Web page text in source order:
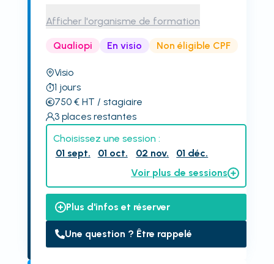
Afficher l'organisme de formation
Qualiopi En visio Non éligible CPF
Visio
1 jours
750€ HT / stagiaire
3 places restantes
Choisissez une session :
01 sept.
01 oct. 02 nov.
01 déc.
Voir plus de sessions
Plus d'infos et réserver
Une question ? Être rappelé